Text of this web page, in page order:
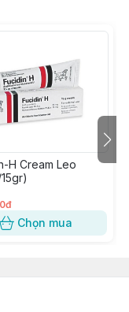
H Cream Leo
Chọn mua